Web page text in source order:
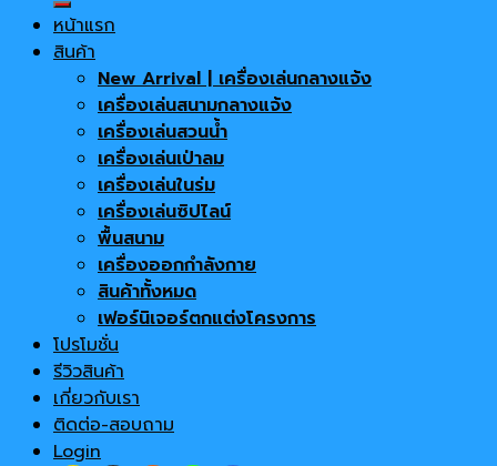
หน้าแรก
สินค้า
New Arrival | เครื่องเล่นกลางแจ้ง
เครื่องเล่นสนามกลางแจ้ง
เครื่องเล่นสวนน้ำ
เครื่องเล่นเป่าลม
เครื่องเล่นในร่ม
เครื่องเล่นซิปไลน์
พื้นสนาม
เครื่องออกกำลังกาย
สินค้าทั้งหมด
เฟอร์นิเจอร์ตกแต่งโครงการ
โปรโมชั่น
รีวิวสินค้า
เกี่ยวกับเรา
ติดต่อ-สอบถาม
Login